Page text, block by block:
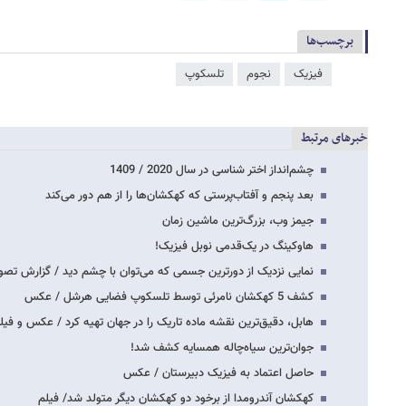
برچسب‌ها
فیزیک نجوم تلسکوپ
خبرهای مرتبط
چشم‌انداز اختر شناسی در سال 2020 / 1409
بعد پنجم و آفتاب‌پرستی که کهکشان‌ها را از هم دور می‌کند
جیمز وب، بزرگ‌ترین ماشین زمان
هاوکینگ در یک‌قدمی نوبل فیزیک!
نمایی نزدیک از دورترین جسمی که می‌توان با چشم دید / گزارش
کشف 5 کهکشان نامرئی توسط تلسکوپ فضایی هرشل / عکس
هابل، دقیق‌ترین نقشه ماده تاریک را در جهان تهیه کرد / عکس و
جوان‌ترین سیاه‌چاله همسایه کشف شد!
حاصل اعتماد به فیزیک دبیرستان / عکس
کهکشان آندرومدا از برخود دو کهکشان دیگر متولد شد/ فیلم